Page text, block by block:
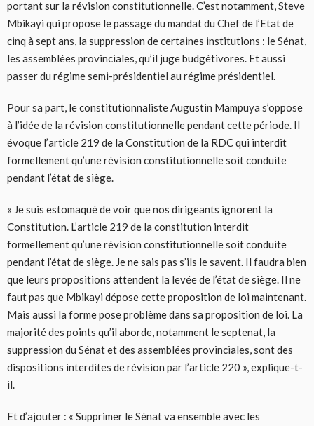
portant sur la révision constitutionnelle. C’est notamment, Steve
Mbikayi qui propose le passage du mandat du Chef de l’Etat de
cinq à sept ans, la suppression de certaines institutions : le Sénat,
les assemblées provinciales, qu’il juge budgétivores. Et aussi
passer du régime semi-présidentiel au régime présidentiel.
Pour sa part, le constitutionnaliste Augustin Mampuya s’oppose
à l’idée de la révision constitutionnelle pendant cette période. Il
évoque l’article 219 de la Constitution de la RDC qui interdit
formellement qu’une révision constitutionnelle soit conduite
pendant l’état de siège.
« Je suis estomaqué de voir que nos dirigeants ignorent la
Constitution. L’article 219 de la constitution interdit
formellement qu’une révision constitutionnelle soit conduite
pendant l’état de siège. Je ne sais pas s’ils le savent. Il faudra bien
que leurs propositions attendent la levée de l’état de siège. Il ne
faut pas que Mbikayi dépose cette proposition de loi maintenant.
Mais aussi la forme pose problème dans sa proposition de loi. La
majorité des points qu’il aborde, notamment le septenat, la
suppression du Sénat et des assemblées provinciales, sont des
dispositions interdites de révision par l’article 220 », explique-t-
il.
Et d’ajouter : « Supprimer le Sénat va ensemble avec les